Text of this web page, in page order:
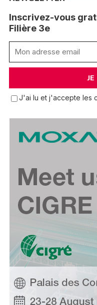
Inscrivez-vous
Filière 3e
J'ai lu et j'accepte les